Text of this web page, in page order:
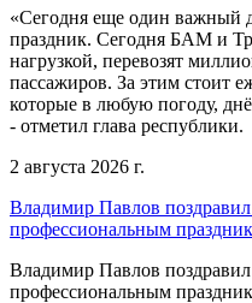
«Сегодня еще один важный
праздник. Сегодня БАМ и
нагрузкой, перевозят
пассажиров. За этим стоит
которые в любую погоду,
- отметил глава республики.
2 августа 2026 г.
Владимир Павлов
профессиональным
Владимир Павлов
профессиональным